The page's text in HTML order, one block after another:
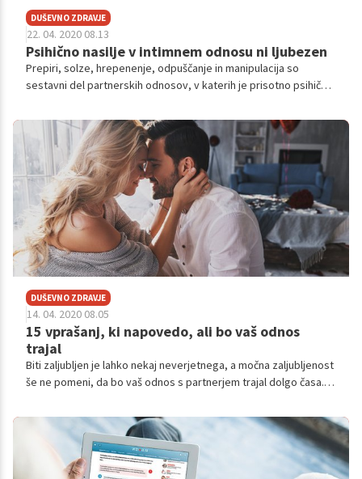
DUŠEVNO ZDRAVJE
22. 04. 2020 08.13
Psihično nasilje v intimnem odnosu ni ljubezen
Prepiri, solze, hrepenenje, odpuščanje in manipulacija so
sestavni del partnerskih odnosov, v katerih je prisotno psihično
nadzora in moči, kjer se nenehno prepletajo kritiziranje,
poniževanje, vzbujanje krivde, nadzorovanje, izsiljevanje,
izigravanje.
DUŠEVNO ZDRAVJE
14. 04. 2020 08.05
15 vprašanj, ki napovedo, ali bo vaš odnos
trajal
Biti zaljubljen je lahko nekaj neverjetnega, a močna zaljubljenost
še ne pomeni, da bo vaš odnos s partnerjem trajal dolgo časa. V
lahko sedaj preverite tako, da odgovorite na 15 vprašanj, ki jih
je sestavil strokovnjak.